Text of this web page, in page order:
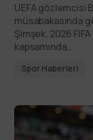
UEFA gözlemcisi
müsabakasında
Şimşek, 2026
kapsamında…
Spor Haberleri